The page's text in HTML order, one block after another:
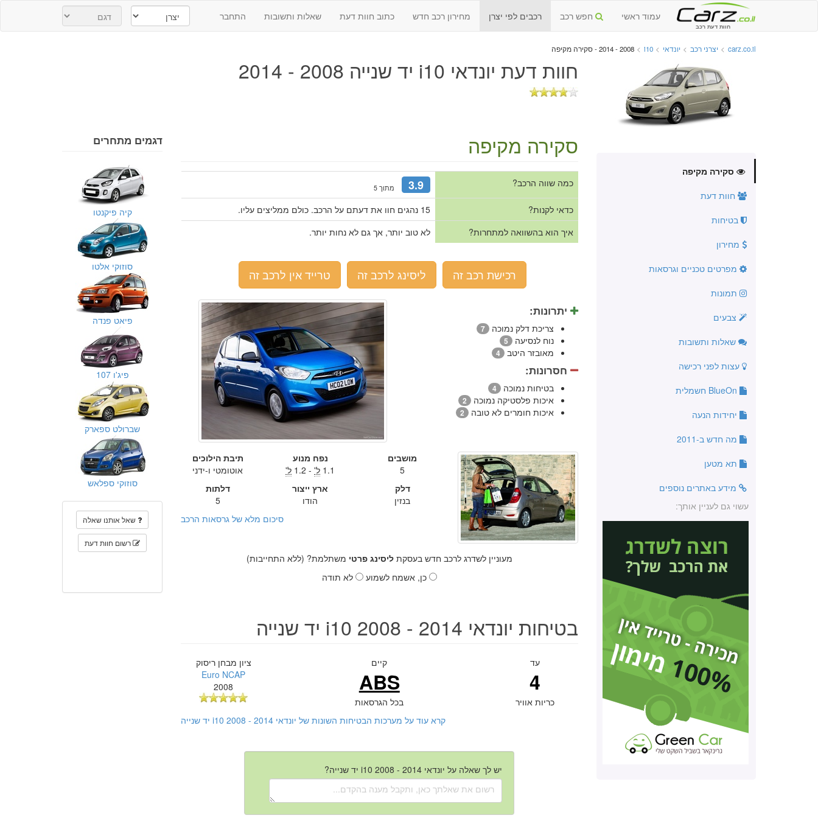
חוות דעת רכב
עמוד ראשי חפש רכב רכבים לפי יצרן מחירון רכב חדש כתוב חוות דעת שאלות ותשובות התחבר
carz.co.il
> יצרני רכב > יונדאי >
i10
> 2008 - 2014 - סקירה מקיפה
חוות דעת יונדאי i10 יד שנייה 2008 - 2014
סקירה מקיפה
חוות דעת
בטיחות
מחירון
מפרטים טכניים וגרסאות
תמונות
צבעים
שאלות ותשובות
עצות לפני רכישה
יחידות הנעה
מה חדש ב-2011
תא מטען
מידע באתרים נוספים
עשוי גם לעניין אותך:
סקירה מקיפה
כמה שווה הרכב? 3.9 מתוך 5
כדאי לקנות?
15 נהגים חוו את דעתם על הרכב. כולם ממליצים עליו.
איך הוא בהשוואה למתחרות?
לא טוב יותר, אך גם לא נחות יותר.
רכישת רכב זה ליסינג לרכב זה טרייד אין לרכב זה
יתרונות:
צריכת דלק נמוכה 7
נוח לנסיעה 5
מאובזר היטב 4
חסרונות:
בטיחות נמוכה 4
איכות פלסטיקה נמוכה 2
איכות חומרים לא טובה 2
מושבים
5
נפח מנוע
1.1 ל'- 1.2 ל'
תיבת הילוכים
אוטומטי ו-ידני
דלק
בנזין
ארץ ייצור
הודו
דלתות
5
סיכום מלא של גרסאות הרכב
מעוניין לשדרג לרכב חדש בעסקתליסינג פרטי משתלמת? (ללא התחייבות)
כן, אשמח לשמוע
לא תודה
בטיחות יונדאי i10 2008 - 2014 יד שנייה
עד
4
כריות אוויר
קיים
ABS
בכל הגרסאות
ציון מבחן ריסוק
Euro NCAP
2008
קרא עוד על מערכות הבטיחות השונות של יונדאי i10 2008 - 2014 יד שנייה
יש לך שאלה על יונדאי i10 2008 - 2014 יד שנייה?
דגמים מתחרים
קיה פיקנטו
סוזוקי אלטו
פיאט פנדה
פיג'ו 107
שברולט ספארק
סוזוקי ספלאש
שאל אותנו שאלה
רשום חוות דעת